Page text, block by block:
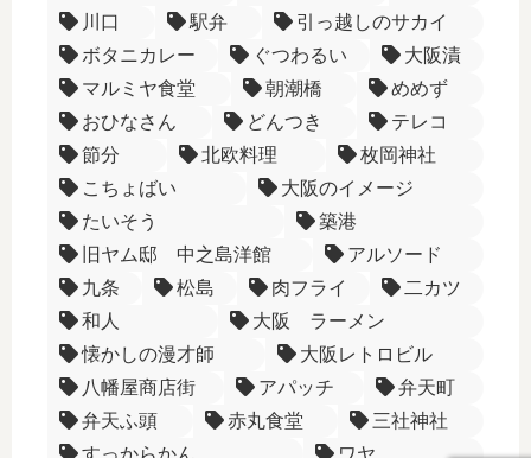
川口
駅弁
引っ越しのサカイ
ボタニカレー
ぐつわるい
大阪漬
マルミヤ食堂
朝潮橋
めめず
おひなさん
どんつき
テレコ
節分
北欧料理
枚岡神社
こちょばい
大阪のイメージ
たいそう
築港
旧ヤム邸 中之島洋館
アルソード
九条
松島 肉フライ
二カツ
和人
大阪 ラーメン
懐かしの漫才師
大阪レトロビル
八幡屋商店街
アパッチ
弁天町
弁天ふ頭
赤丸食堂
三社神社
すっからかん
ワヤ